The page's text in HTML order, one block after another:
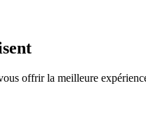
offrir la meilleure